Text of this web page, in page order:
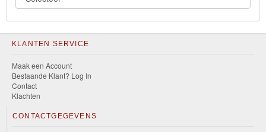
KLANTEN SERVICE
Maak een Account
Bestaande Klant? Log In
Contact
Klachten
CONTACTGEGEVENS